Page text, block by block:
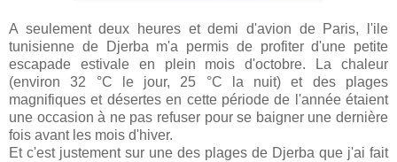
A seulement deux heures et demi d'avion de Paris, l'ile
tunisienne de Djerba m'a permis de profiter d'une petite
escapade estivale en plein mois d'octobre. La chaleur
(environ 32 °C le jour, 25 °C la nuit) et des plages
magnifiques et désertes en cette période de l'année étaient
une occasion à ne pas refuser pour se baigner une dernière
fois avant les mois d'hiver.
Et c'est justement sur une des plages de Djerba que j'ai fait